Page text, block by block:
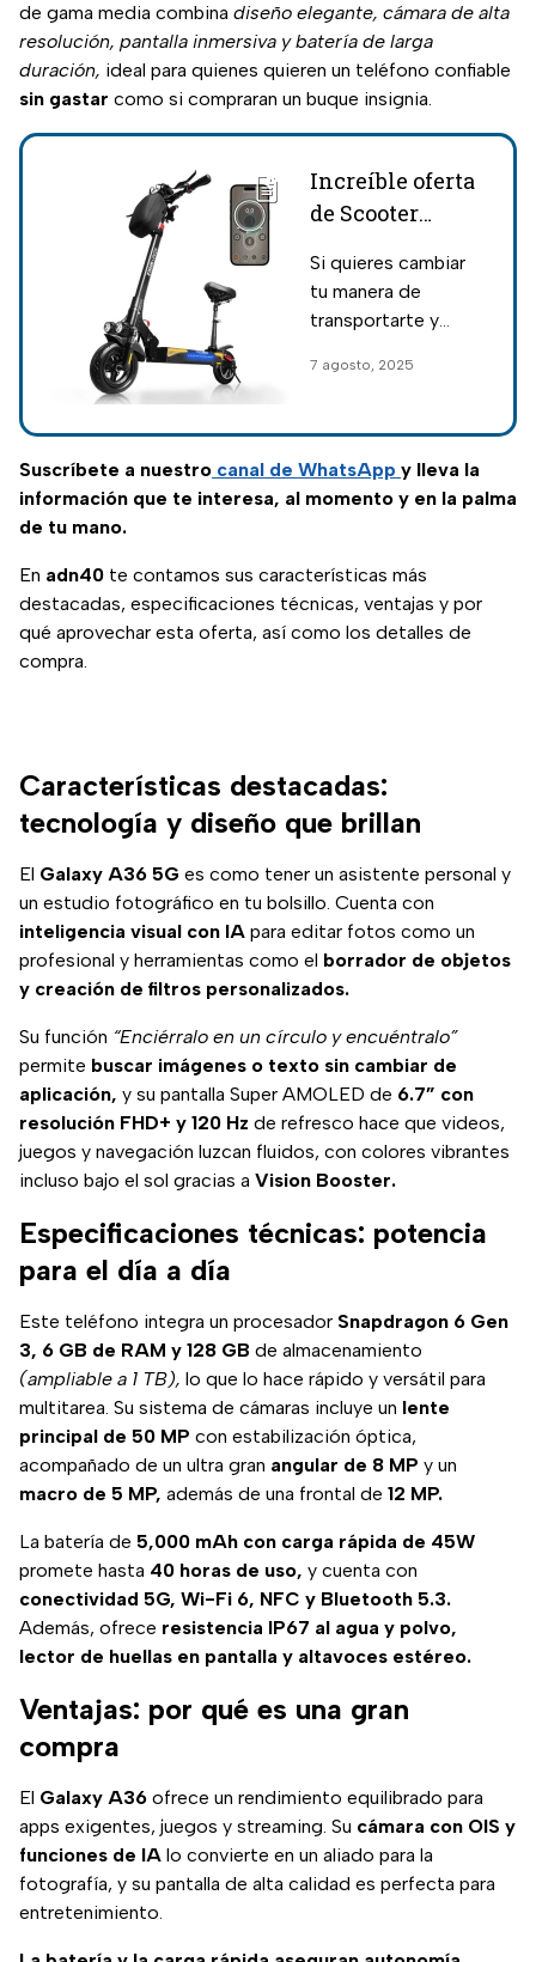
de gama media combina diseño elegante, cámara de alta
resolución, pantalla inmersiva y batería de larga
duración, ideal para quienes quieren un teléfono confiable
sin gastar como si compraran un buque insignia.
Increíble oferta
de Scooter
mil pesos de
descuento en
Si quieres cambiar
tu manera de
transportarte y
un Scooter
aprovechar esta
increíble oferte que
tiene Walmart.
7 agosto, 2025
Suscríbete a nuestro canal de WhatsApp y lleva la
información que te interesa, al momento y en la palma
de tu mano.
En adn40 te contamos sus características más
destacadas, especificaciones técnicas, ventajas y por
qué aprovechar esta oferta, así como los detalles de
compra.
Características destacadas:
tecnología y diseño que brillan
El Galaxy A36 5G es como tener un asistente personal y
un estudio fotográfico en tu bolsillo. Cuenta con
inteligencia visual con IA para editar fotos como un
profesional y herramientas como el borrador de objetos
y creación de filtros personalizados.
Su función “Enciérralo en un círculo y encuéntralo”
permite buscar imágenes o texto sin cambiar de
aplicación, y su pantalla Super AMOLED de 6.7” con
resolución FHD+ y 120 Hz de refresco hace que videos,
juegos y navegación luzcan fluidos, con colores vibrantes
incluso bajo el sol gracias a Vision Booster.
Especificaciones técnicas: potencia
para el día a día
Este teléfono integra un procesador Snapdragon 6 Gen
3, 6 GB de RAM y 128 GB de almacenamiento
(ampliable a 1 TB), lo que lo hace rápido y versátil para
multitarea. Su sistema de cámaras incluye un lente
principal de 50 MP con estabilización óptica,
acompañado de un ultra gran angular de 8 MP y un
macro de 5 MP, además de una frontal de 12 MP.
La batería de 5,000 mAh con carga rápida de 45W
promete hasta 40 horas de uso, y cuenta con
conectividad 5G, Wi-Fi 6, NFC y Bluetooth 5.3.
Además, ofrece resistencia IP67 al agua y polvo,
lector de huellas en pantalla y altavoces estéreo.
Ventajas: por qué es una gran
compra
El Galaxy A36 ofrece un rendimiento equilibrado para
apps exigentes, juegos y streaming. Su cámara con OIS y
funciones de IA lo convierte en un aliado para la
fotografía, y su pantalla de alta calidad es perfecta para
entretenimiento.